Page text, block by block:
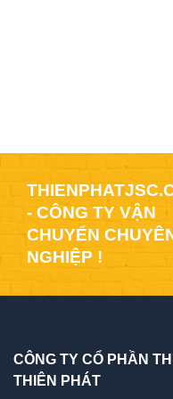
- CÔNG TY VẬN
CHUYỂN
NGHIỆP !
CÔNG TY CỔ PHẦN
THIÊN PHÁT